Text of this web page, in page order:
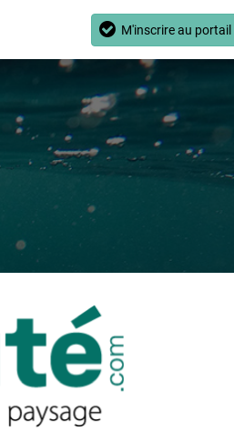
M'inscrire au portail